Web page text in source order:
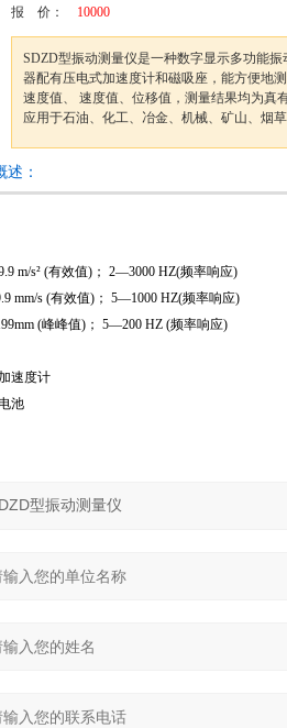
报 价：
10000
SDZD型振动测量仪是一种数字显示多功能振
器配有压电式加速度计和磁吸座，能方便地
速度值、 速度值、位移值，测量结果均为真
应用于石油、化工、冶金、机械、矿山、烟草
：
m/s² (有效值)； 2—3000 HZ(频率响应)
mm/s (有效值)； 5—1000 HZ(频率响应)
(峰峰值)； 5—200 HZ (频率响应)
速度计
池